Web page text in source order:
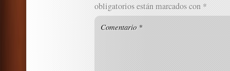
obligatorios están marcados con *